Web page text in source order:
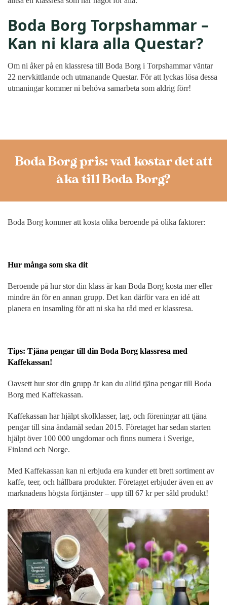
Boda Borg Torpshammar –
Kan ni klara alla Questar?
Om ni åker på en klassresa till Boda Borg i Torpshammar väntar
22 nervkittlande och utmanande Questar. För att lyckas lösa dessa
utmaningar kommer ni behöva samarbeta som aldrig förr!
Boda Borg pris: vad kostar det att
åka till Boda Borg?
Boda Borg kommer att kosta olika beroende på olika faktorer:
Hur många som ska dit
Beroende på hur stor din klass är kan Boda Borg kosta mer eller
mindre än för en annan grupp. Det kan därför vara en idé att
planera en insamling för att ni ska ha råd med er klassresa.
Tips: Tjäna pengar till din Boda Borg klassresa med
Kaffekassan!
Oavsett hur stor din grupp är kan du alltid tjäna pengar till Boda
Borg med Kaffekassan.
Kaffekassan har hjälpt skolklasser, lag, och föreningar att tjäna
pengar till sina ändamål sedan 2015. Företaget har sedan starten
hjälpt över 100 000 ungdomar och finns numera i Sverige,
Finland och Norge.
Med Kaffekassan kan ni erbjuda era kunder ett brett sortiment av
kaffe, teer, och hållbara produkter. Företaget erbjuder även en av
marknadens högsta förtjänster – upp till 67 kr per såld produkt!